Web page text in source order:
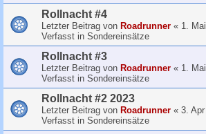
Rollnacht #4
Letzter Beitrag von Roadrunner « 1.
Verfasst in Sondereinsätze
Rollnacht #3
Letzter Beitrag von Roadrunner « 1.
Verfasst in Sondereinsätze
Rollnacht #2 2023
Letzter Beitrag von Roadrunner « 3.
Verfasst in Sondereinsätze